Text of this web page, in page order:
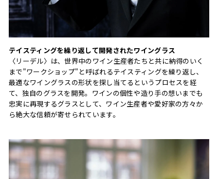
テイスティングを繰り返して開発されたワイングラス
〈リーデル〉は、世界中のワイン生産者たちと共に納得のいく
まで"ワークショップ"と呼ばれるテイスティングを繰り返し、
最適なワイングラスの形状を探し当てるというプロセスを経
て、独自のグラスを開発。ワインの個性や造り手の想いまでも
忠実に再現するグラスとして、ワイン生産者や愛好家の方々か
ら絶大な信頼が寄せられています。